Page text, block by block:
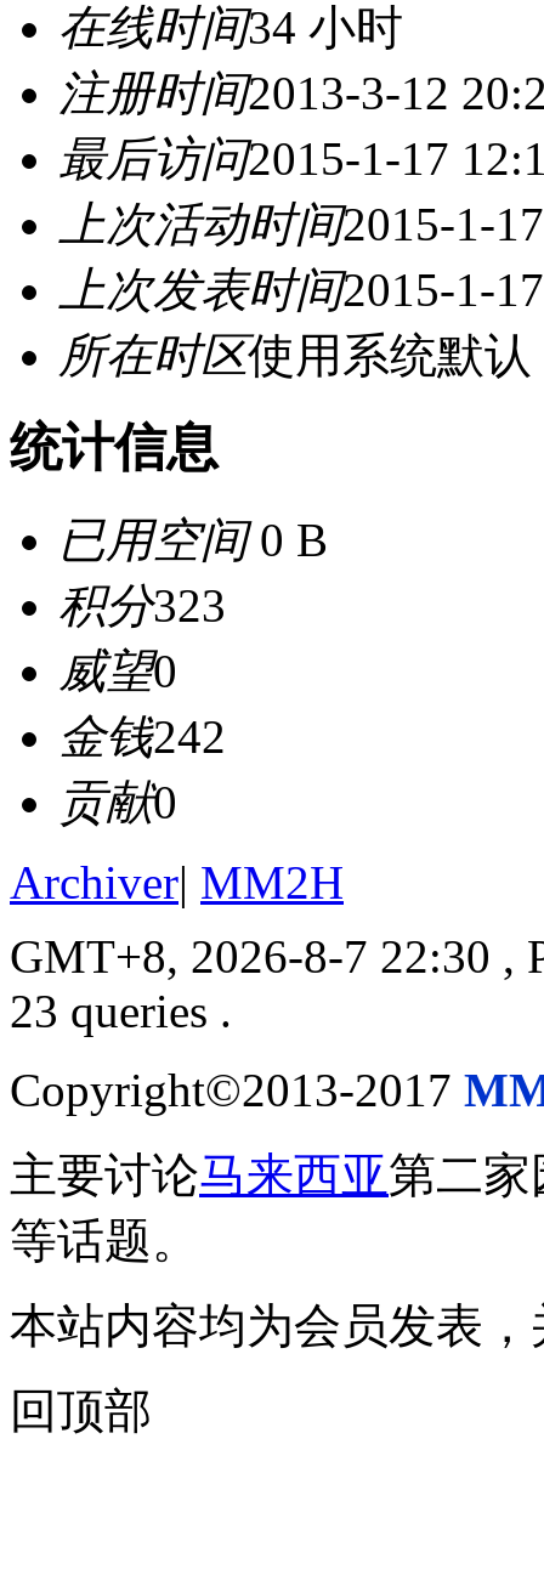
在线时间34 小时
注册时间2013-3-12
最后访问2015-1-17
上次活动时间2015-1-
上次发表时间2015-1-
所在时区使用系统默认
统计信息
已用空间0 B
积分323
威望0
金钱242
贡献0
Archiver| MM2H
GMT+8, 2026-8-7 22:30 ,
23 queries .
Copyright©2013-2017
主要讨论马来西亚第二
等话题。
本站内容均为会员发表
回顶部